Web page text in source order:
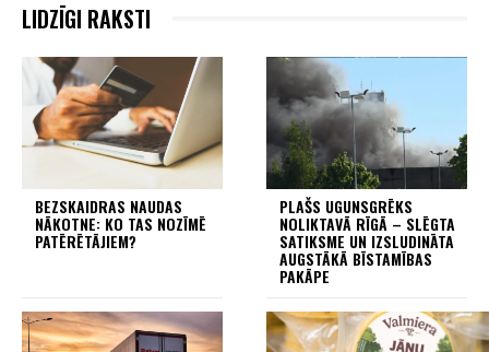
LIDZĪGI RAKSTI
BEZSKAIDRAS NAUDAS
NĀKOTNE: KO TAS NOZĪMĒ
PATĒRĒTĀJIEM?
PLAŠS UGUNSGRĒKS
NOLIKTAVĀ RĪGĀ – SLĒGTA
SATIKSME UN IZSLUDINĀTA
AUGSTĀKĀ BĪSTAMĪBAS
PAKĀPE